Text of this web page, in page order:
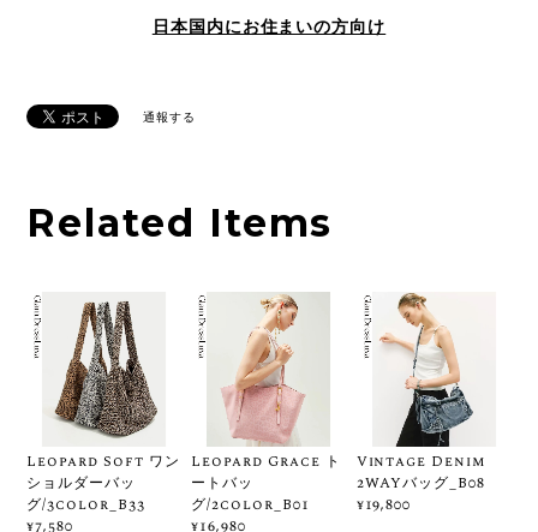
日本国内にお住まいの方向け
通報する
Related Items
Leopard Soft ワン
ショルダーバッ
グ/3color_B33
¥7,580
Leopard Grace ト
ートバッ
グ/2color_B01
¥16,980
Vintage Denim
2WAYバッグ_B08
¥19,800